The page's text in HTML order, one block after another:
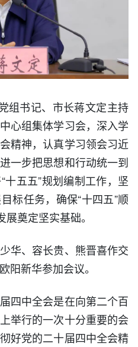
组书记、市长蒋文定主持
心组集体学习会，深入学
精神，认真学习领会习近
一步把思想和行动统一到
五五”规划编制工作，坚
标任务，确保“十四五”顺
奠定坚实基础。
华、容长贵、熊晋喜作交
阳新华参加会议。
四中全会是在向第二个百
举行的一次十分重要的会
好党的二十届四中全会精